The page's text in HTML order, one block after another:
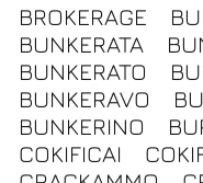
BROKERAGE
BUNKERATA
BUNKERATO
BUNKERAVO
BUNKERINO
COKIFICAI